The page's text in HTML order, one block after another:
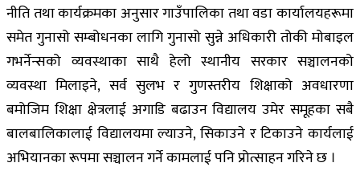
नीति तथा कार्यक्रमका अनुसार गाउँपालिका तथा वडा कार्यालयहरूमा
समेत गुनासो सम्बोधनका लागि गुनासो सुन्ने अधिकारी तोकी मोबाइल
गभर्नेन्सको व्यवस्थाका साथै हेलो स्थानीय सरकार सञ्चालनको
व्यवस्था मिलाइने, सर्व सुलभ र गुणस्तरीय शिक्षाको अवधारणा
बमोजिम शिक्षा क्षेत्रलाई अगाडि बढाउन विद्यालय उमेर समूहका सबै
बालबालिकालाई विद्यालयमा ल्याउने, सिकाउने र टिकाउने कार्यलाई
अभियानका रूपमा सञ्चालन गर्ने कामलाई पनि प्रोत्साहन गरिने छ ।